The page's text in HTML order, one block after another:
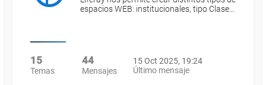
espacios WEB: institucionales, tipo Clase…
15
Temas
44
Mensajes
15 Oct 2025, 19:24
Último mensaje